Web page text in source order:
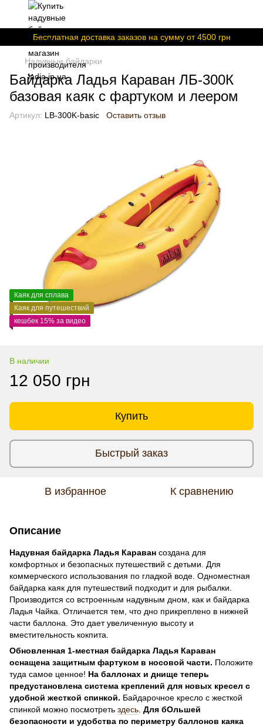
Бесплатная доставка заказов на сумму от 4500 грн
Надувные байдарки
Байдарка Ладья Караван ЛБ-300К
базовая каяк с фартуком и леером
Артикул: LB-300K-basic Оставить отзыв
Каяк для сплава
Каяк для путешествий
кешбек 15% за видео
В наличии
12 050 грн
Купить
Быстрый заказ
В избранное К сравнению
Описание
Надувная байдарка Ладья Караван создана для
комфортных и безопасных путешествий с детьми. Для
коммерческого использования по гладкой воде. Одноместная
байдарка каяк для путешествий подходит и для рыбалки.
Производится со встроенным надувным дном, как и байдарка
Ладья Чайка. Отличается тем, что дно прикреплено в нижней
части баллона. Это дает увеличенную высоту и
вместительность кокпита.
Обновленная 1-местная байдарка Ладья Караван
оснащена защитным фартуком в носовой части. Положите
туда самое ценное! На баллонах и днище теперь
предустановлена система креплений для новых кресел с
удобной жесткой спинкой. Байдарочное кресло с жесткой
спинкой можно посмотреть здесь Для бОльшей
безопасности и удобства по периметру баллонов каяка